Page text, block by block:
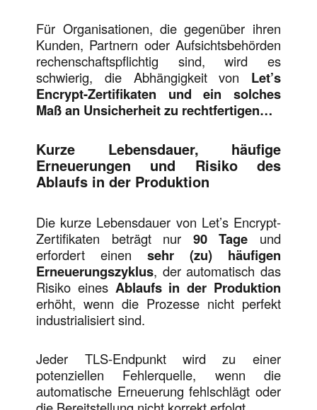
Für Organisationen, die gegenüber ihren
Kunden, Partnern oder Aufsichtsbehörden
rechenschaftspflichtig sind, wird es
schwierig, die Abhängigkeit von Let’s
Encrypt-Zertifikaten und ein solches
Maß an Unsicherheit zu rechtfertigen…
Kurze Lebensdauer, häufige
Erneuerungen und Risiko des
Ablaufs in der Produktion
Die kurze Lebensdauer von Let’s Encrypt-
Zertifikaten beträgt nur 90 Tage und
erfordert einen sehr (zu) häufigen
Erneuerungszyklus, der automatisch das
Risiko eines Ablaufs in der Produktion
erhöht, wenn die Prozesse nicht perfekt
industrialisiert sind.
Jeder TLS-Endpunkt wird zu einer
potenziellen Fehlerquelle, wenn die
automatische Erneuerung fehlschlägt oder